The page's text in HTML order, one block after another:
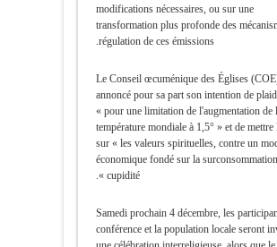
modifications nécessaires, ou sur une
transformation plus profonde des
régulation de ces émissions.
Le Conseil œcuménique des Églises
annoncé pour sa part son intention de
« pour une limitation de l'augmentation de
température mondiale à 1,5° » et de mettre
sur « les valeurs spirituelles, contre un
économique fondé sur la
cupidité ».
Samedi prochain 4 décembre, les
conférence et la population locale seront